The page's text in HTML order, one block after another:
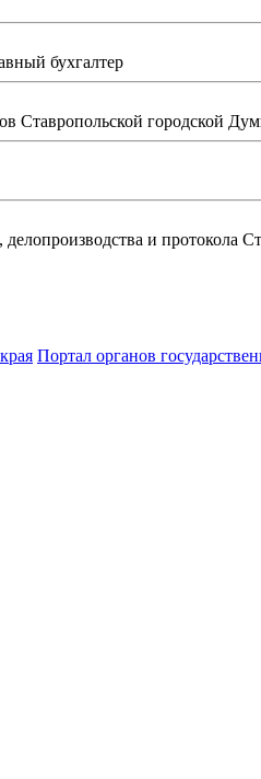
бухгалтер
Ставропольской городской
и протокола
Портал органов